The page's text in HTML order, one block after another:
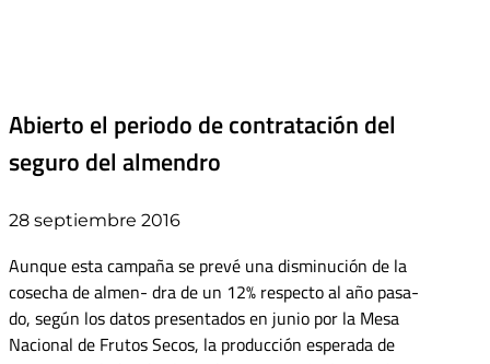
Abierto el periodo de contratación del
seguro del almendro
28 septiembre 2016
Aunque esta campaña se prevé una disminución de la
cosecha de almen- dra de un 12% respecto al año pasa-
do, según los datos presentados en junio por la Mesa
Nacional de Frutos Secos, la producción esperada de